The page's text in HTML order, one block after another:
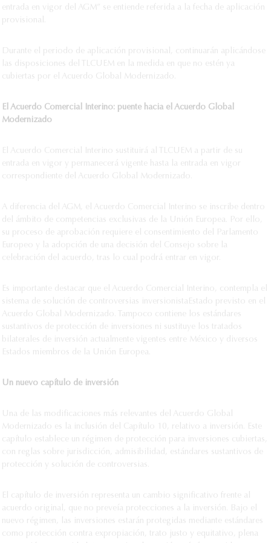
entrada en vigor del AGM” se entiende referida a la fecha de aplicación
provisional.
Durante el periodo de aplicación provisional, continuarán aplicándose
las disposiciones del TLCUEM en la medida en que no estén ya
cubiertas por el Acuerdo Global Modernizado.
El Acuerdo Comercial Interino: puente hacia el Acuerdo Global
Modernizado
El Acuerdo Comercial Interino sustituirá al TLCUEM a partir de su
entrada en vigor y permanecerá vigente hasta la entrada en vigor
correspondiente del Acuerdo Global Modernizado.
A diferencia del AGM, el Acuerdo Comercial Interino se inscribe dentro
del ámbito de competencias exclusivas de la Unión Europea. Por ello,
su proceso de aprobación requiere el consentimiento del Parlamento
Europeo y la adopción de una decisión del Consejo sobre la
celebración del acuerdo, tras lo cual podrá entrar en vigor.
Es importante destacar que el Acuerdo Comercial Interino, contempla el
sistema de solución de controversias inversionistaEstado previsto en el
Acuerdo Global Modernizado. Tampoco contiene los estándares
sustantivos de protección de inversiones ni sustituye los tratados
bilaterales de inversión actualmente vigentes entre México y diversos
Estados miembros de la Unión Europea.
Un nuevo capítulo de inversión
Una de las modificaciones más relevantes del Acuerdo Global
Modernizado es la inclusión del Capítulo 10, relativo a inversión. Este
capítulo establece un régimen de protección para inversiones cubiertas,
con reglas sobre jurisdicción, admisibilidad, estándares sustantivos de
protección y solución de controversias.
El capítulo de inversión representa un cambio significativo frente al
acuerdo original, que no preveía protecciones a la inversión. Bajo el
nuevo régimen, las inversiones estarán protegidas mediante estándares
como protección contra expropiación, trato justo y equitativo, plena